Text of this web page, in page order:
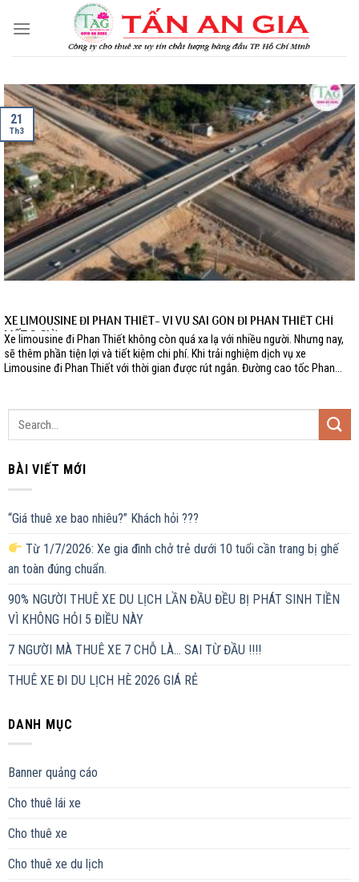
XE LIMOUSINE ĐI PHAN THIẾT- VI VU SÀI GÒN ĐI PHAN THIẾT CHỈ
MẤT 2 GIỜ
Xe limousine đi Phan Thiết không còn quá xa lạ với nhiều người. Nhưng nay,
sẽ thêm phần tiện lợi và tiết kiệm chi phí. Khi trải nghiệm dịch vụ xe
Limousine đi Phan Thiết với thời gian được rút ngắn. Đường cao tốc Phan...
21
Th3
BÀI VIẾT MỚI
“Giá thuê xe bao nhiêu?” Khách hỏi ???
Từ 1/7/2026: Xe gia đình chở trẻ dưới 10 tuổi cần trang bị ghế
an toàn đúng chuẩn.
90% NGƯỜI THUÊ XE DU LỊCH LẦN ĐẦU ĐỀU BỊ PHÁT SINH TIỀN
VÌ KHÔNG HỎI 5 ĐIỀU NÀY
7 NGƯỜI MÀ THUÊ XE 7 CHỖ LÀ… SAI TỪ ĐẦU !!!!
THUÊ XE ĐI DU LỊCH HÈ 2026 GIÁ RẺ
DANH MỤC
Banner quảng cáo
Cho thuê lái xe
Cho thuê xe
Cho thuê xe du lịch